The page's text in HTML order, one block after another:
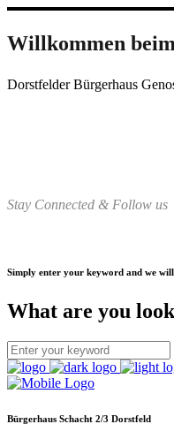
Willkommen
Dorstfelder Bürgerhaus
Stay Connected & Follow us
Simply enter your keyword and we
What are you
Bürgerhaus Schacht 2/3 Dorstfeld